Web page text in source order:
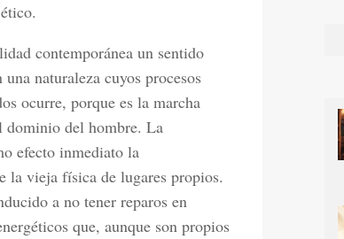
contemporánea un sentido
naturaleza cuyos procesos
ocurre, porque es la marcha
dominio del hombre. La
efecto inmediato la
la vieja física de lugares propios.
a no tener reparos en
que, aunque son propios